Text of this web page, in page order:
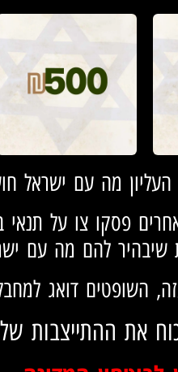
העליון מה עם ישראל
פסקו צו על תנאי
שיבהיר להם מה עם
השופטים דואג
את ההתייצבות